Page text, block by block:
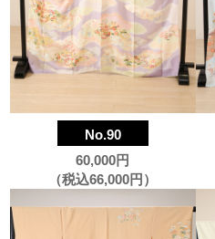
No.90
60,000円
（税込66,000円）